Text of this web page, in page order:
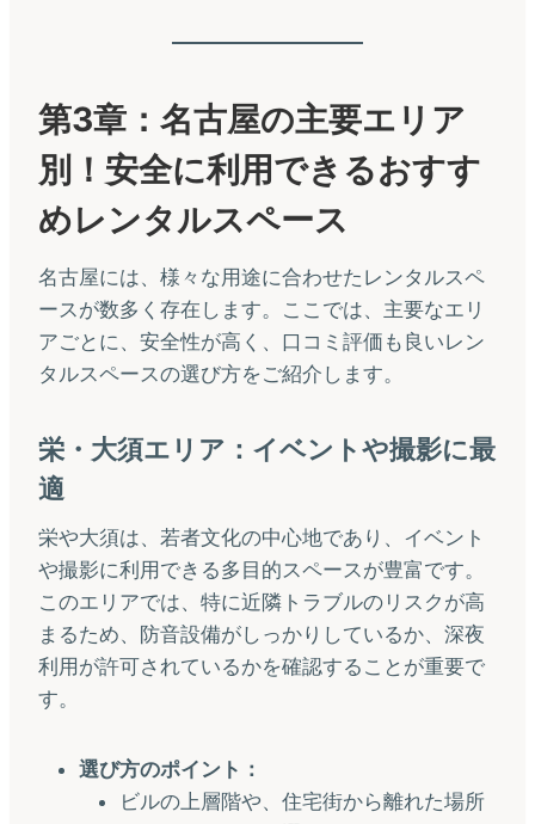
第3章：名古屋の主要エリア
別！安全に利用できるおすす
めレンタルスペース
名古屋には、様々な用途に合わせたレンタルスペ
ースが数多く存在します。ここでは、主要なエリ
アごとに、安全性が高く、口コミ評価も良いレン
タルスペースの選び方をご紹介します。
栄・大須エリア：イベントや撮影に最
適
栄や大須は、若者文化の中心地であり、イベント
や撮影に利用できる多目的スペースが豊富です。
このエリアでは、特に近隣トラブルのリスクが高
まるため、防音設備がしっかりしているか、深夜
利用が許可されているかを確認することが重要で
す。
選び方のポイント：
ビルの上層階や、住宅街から離れた場所